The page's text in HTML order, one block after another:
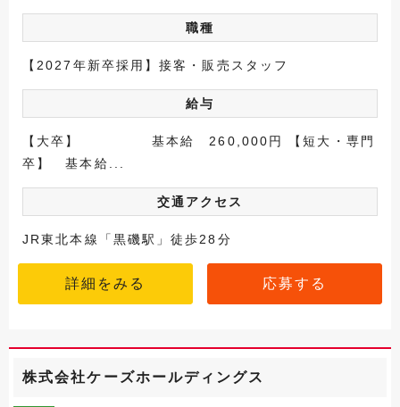
職種
【2027年新卒採用】接客・販売スタッフ
給与
【大卒】 基本給 260,000円 【短大・専門
卒】 基本給...
交通アクセス
JR東北本線「黒磯駅」徒歩28分
詳細をみる 応募する
株式会社ケーズホールディングス